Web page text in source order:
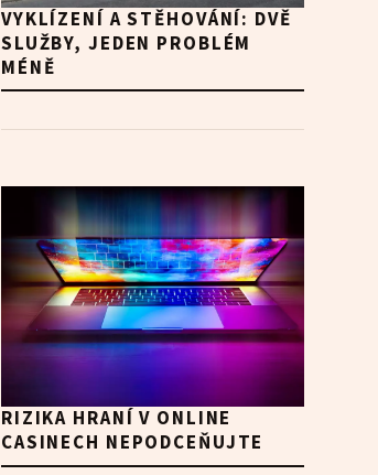
VYKLÍZENÍ A STĚHOVÁNÍ: DVĚ
SLUŽBY, JEDEN PROBLÉM
MÉNĚ
RIZIKA HRANÍ V ONLINE
CASINECH NEPODCEŇUJTE